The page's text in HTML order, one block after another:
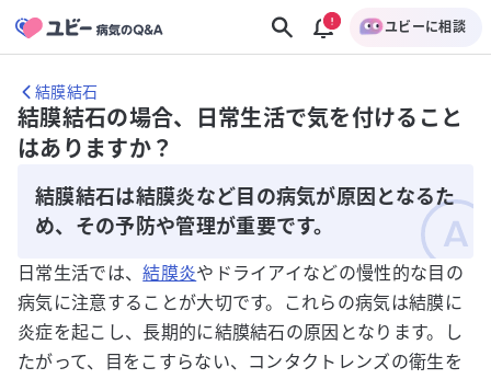
ユビーに相談
結膜結石
結膜結石の場合、日常生活で気を付けること
はありますか？
結膜結石は結膜炎など目の病気が原因となるた
め、その予防や管理が重要です。
日常生活では、結膜炎やドライアイなどの慢性的な目の
病気に注意することが大切です。これらの病気は結膜に
炎症を起こし、長期的に結膜結石の原因となります。し
たがって、目をこすらない、コンタクトレンズの衛生を